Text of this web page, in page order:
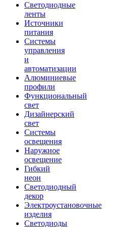
Светодиодные
ленты
Источники
питания
Системы
управления
и
автоматизации
Алюминиевые
профили
Функциональный
свет
Дизайнерский
свет
Системы
освещения
Наружное
освещение
Гибкий
неон
Светодиодный
декор
Электроустановочные
изделия
Светодиоды